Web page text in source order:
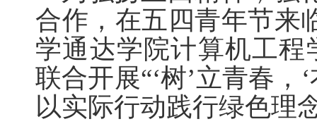
合作，在五四青年节来
学通达学院计算机工程
联合开展“‘树’立青春，
以实际行动践行绿色理